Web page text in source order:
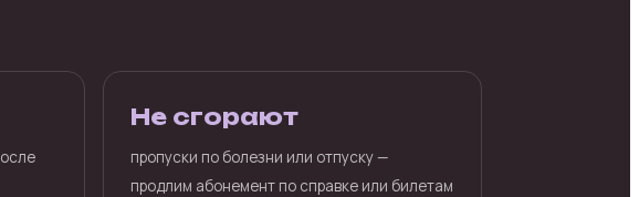
Не сгорают
пропуски по болезни или отпуску —
продлим абонемент по справке или билетам